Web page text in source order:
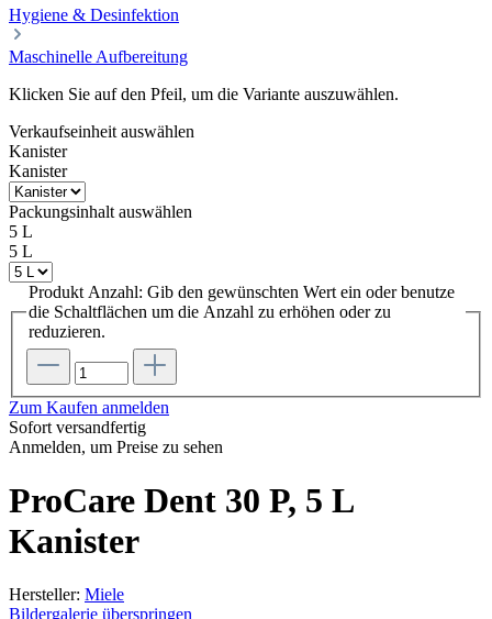
Hygiene & Desinfektion
Maschinelle Aufbereitung
Klicken Sie auf den Pfeil, um die Variante auszuwählen.
Verkaufseinheit auswählen
Kanister
Kanister
Packungsinhalt auswählen
5 L
5 L
Produkt Anzahl: Gib den gewünschten Wert ein oder benutze
die Schaltflächen um die Anzahl zu erhöhen oder zu
reduzieren.
Zum Kaufen anmelden
Sofort versandfertig
Anmelden, um Preise zu sehen
ProCare Dent 30 P, 5 L
Kanister
Hersteller: Miele
Bildergalerie überspringen